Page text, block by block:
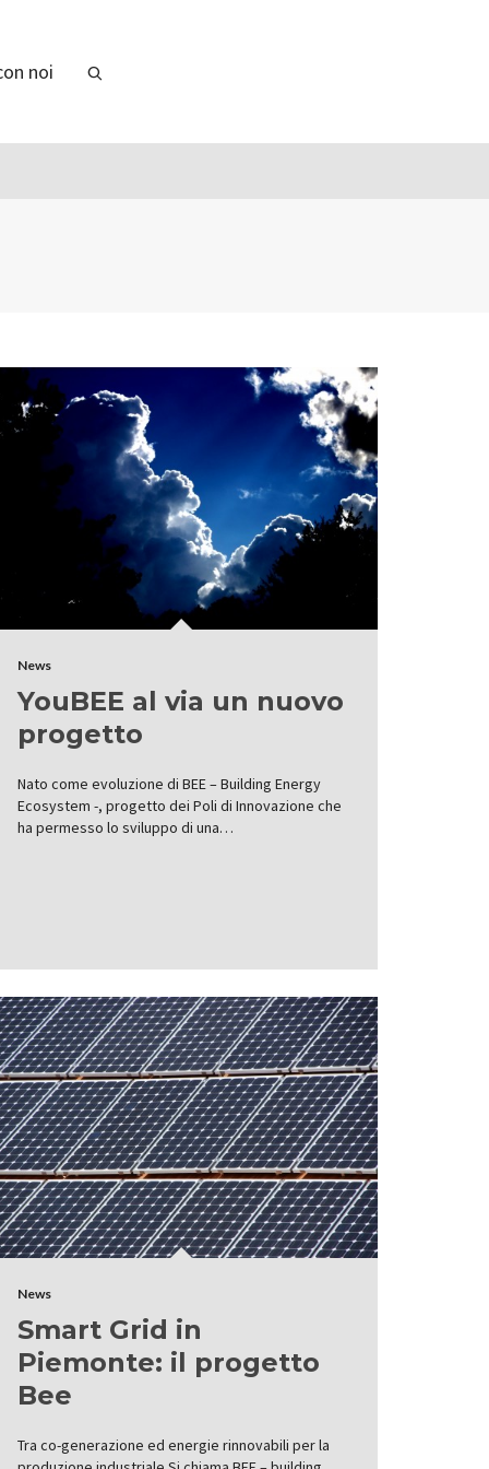
noi
News
YouBEE al via un nuovo
progetto
Nato come evoluzione di BEE – Building Energy
Ecosystem -, progetto dei Poli di Innovazione che
ha permesso lo sviluppo di una…
News
Smart Grid in
Piemonte: il progetto
Bee
Tra co-generazione ed energie rinnovabili per la